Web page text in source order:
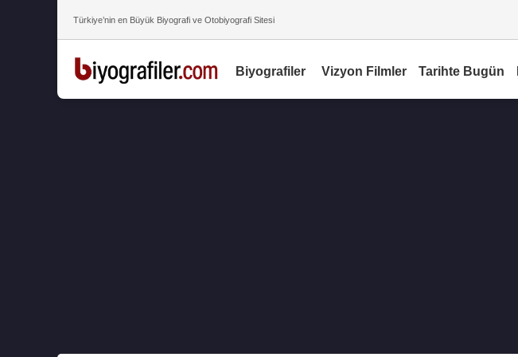
Türkiye’nin en Büyük Biyografi ve Otobiyografi Sitesi
Biyografiler Vizyon Filmler Tarihte Bugün